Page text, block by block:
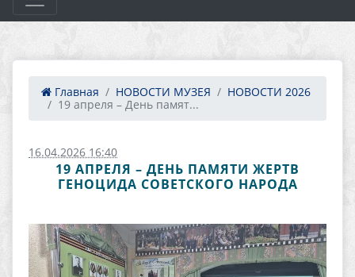
Главная НОВОСТИ МУЗЕЯ
НОВОСТИ 2026
19 апреля – День памят...
16.04.2026 16:40
19 АПРЕЛЯ – ДЕНЬ ПАМЯТИ ЖЕРТВ
ГЕНОЦИДА СОВЕТСКОГО НАРОДА